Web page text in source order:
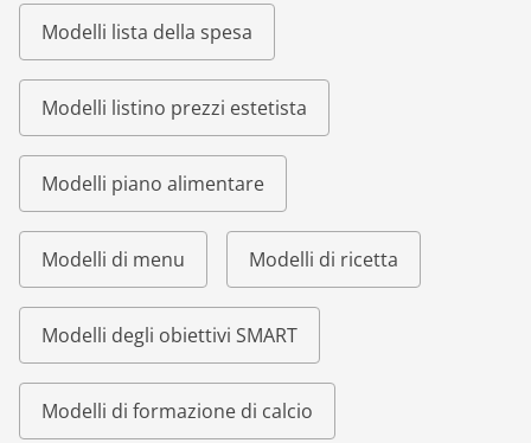
Modelli lista della spesa
Modelli listino prezzi estetista
Modelli piano alimentare
Modelli di menu Modelli di ricetta
Modelli degli obiettivi SMART
Modelli di formazione di calcio